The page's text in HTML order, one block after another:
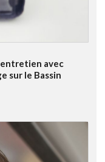
avec
sur le Bassin